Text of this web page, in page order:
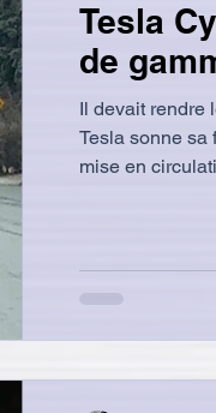
Tesla
de
Il devait rendre
Tesla sonne sa
mise en